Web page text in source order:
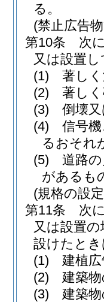
る。
(禁止広告
第10条
次
又は設置
(1)
著し
(2)
著し
(3)
倒壊
(4)
信号
るおそれ
(5)
道路
があるも
(規格の設
第11条
次
又は設置
設けたと
(1)
建植
(2)
建築
(3)
建築